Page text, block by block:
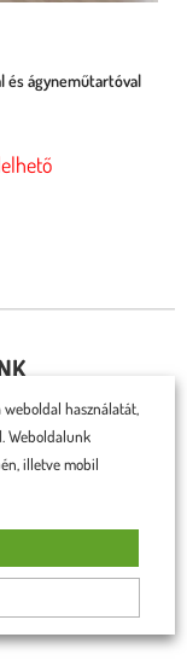
és ágyneműtartóval
használatát,
Weboldalunk
illetve mobil